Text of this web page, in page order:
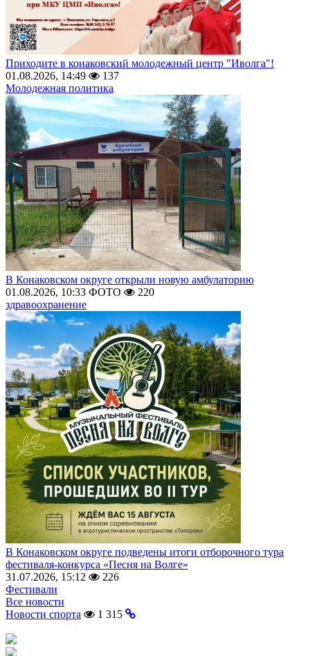
Приходите в конаковский молодежный центр "Иволга"!
01.08.2026, 14:49
137
Молодежная политика
В Конаковском округе открыли новую амбулаторию
01.08.2026, 10:33 ФОТО
220
здравоохранение
В Конаковском округе подведены итоги отборочного тура
фестиваля-конкурса «Песня на Волге»
31.07.2026, 15:12
226
Фестивали
Все новости
Новости спорта
1 315